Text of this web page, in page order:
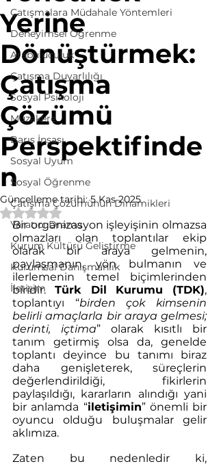
Çatışmalara Müdahale Yöntemleri
Deneyimsel Öğrenme
Arabuluculuk
Çatışma Duyarlılığı
Sosyal Psikoloji
Müzakere
Barış İnşası
Sosyal Uyum
Sosyal Öğrenme
Çatışma Çözümünün Dinamikleri
Yaratıcı Drama
Kurum Kültürü Geliştirme
Kurumsal Danışmanlık
İletişim
Yerine
Dönüştürmek:
Çatışma
Çözümü
Perspektifinde
n
Güncelleme tarihi:5 Kas 2025
5 üzerinden NaN yıldız
Bir organizasyon işleyişinin olmazsa
olmazları olan toplantılar ekip
olarak bir araya gelmenin,
paylaşmanın, yön bulmanın ve
ilerlemenin temel biçimlerinden
biridir. Türk Dil Kurumu (TDK),
toplantıyı “birden çok kimsenin
belirli amaçlarla bir araya gelmesi;
derinti, içtima” olarak kısıtlı bir
tanım getirmiş olsa da, genelde
toplantı deyince bu tanımı biraz
daha genişleterek, süreçlerin
değerlendirildiği, fikirlerin
paylaşıldığı, kararların alındığı yani
bir anlamda “iletişimin” önemli bir
oyuncu olduğu buluşmalar gelir
aklımıza.